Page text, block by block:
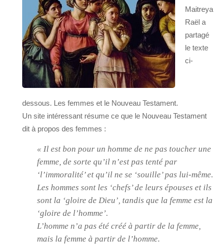
Maitreya
Raël a
partagé
le texte
ci-
dessous. Les femmes et le Nouveau Testament.
Un site intéressant résume ce que le Nouveau Testament
dit à propos des femmes :
« Il est bon pour un homme de ne pas toucher une
femme, de sorte qu’il n’est pas tenté par
‘l’immoralité’ et qu’il ne se ‘souille’ pas lui-même.
Les hommes sont les ‘chefs’ de leurs épouses et ils
sont la ‘gloire de Dieu’, tandis que la femme est la
‘gloire de l’homme’.
L’homme n’a pas été créé à partir de la femme,
mais la femme à partir de l’homme.